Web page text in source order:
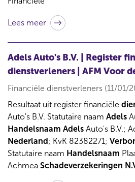
Lees meer
Adels Auto's B.V. | Register
dienstverleners | AFM Voor
Financiële dienstverleners (11/01/
Resultaat uit register financiële
Auto's B.V. Statutaire naam Adels
Handelsnaam Adels Auto's B.V.;
Nederland; KvK 82382271;
Statutaire naam Handelsnaam
Achmea Schadeverzekeringen